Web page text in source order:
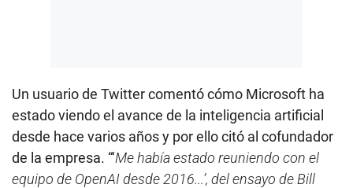
Un usuario de Twitter comentó cómo Microsoft ha
estado viendo el avance de la inteligencia artificial
desde hace varios años y por ello citó al cofundador
de la empresa. “‘Me había estado reuniendo con el
equipo de OpenAI desde 2016...’, del ensayo de Bill